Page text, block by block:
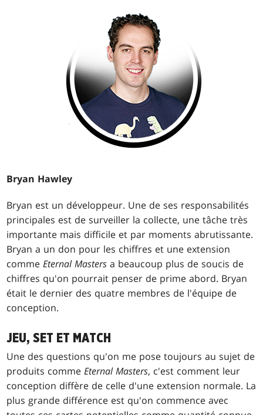
Bryan Hawley
Bryan est un développeur. Une de ses responsabilités
principales est de surveiller la collecte, une tâche très
importante mais difficile et par moments abrutissante.
Bryan a un don pour les chiffres et une extension
commeEternal Masters a beaucoup plus de soucis de
chiffres qu'on pourrait penser de prime abord. Bryan
était le dernier des quatre membres de l'équipe de
conception.
JEU, SET ET MATCH
Une des questions qu'on me pose toujours au sujet de
produits commeEternal Masters, c'est comment leur
conception diffère de celle d'une extension normale. La
plus grande différence est qu'on commence avec